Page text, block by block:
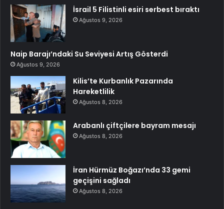
İsrail 5 Filistinli esiri serbest bıraktı
Ağustos 9, 2026
Naip Barajı’ndaki Su Seviyesi Artış Gösterdi
Ağustos 9, 2026
Kilis’te Kurbanlık Pazarında
Hareketlilik
Ağustos 8, 2026
Arabanlı çiftçilere bayram mesajı
Ağustos 8, 2026
İran Hürmüz Boğazı’nda 33 gemi
geçişini sağladı
Ağustos 8, 2026